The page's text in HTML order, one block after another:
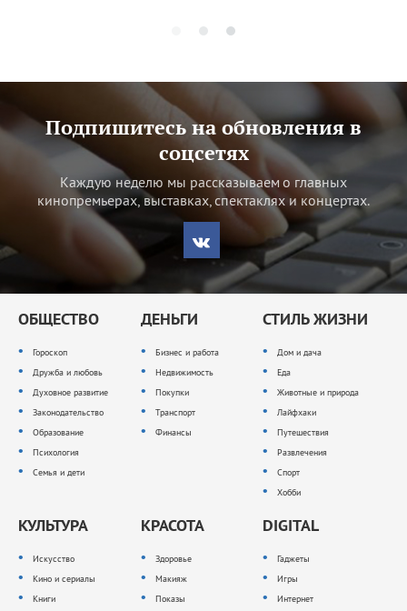
Подпишитесь на обновления в
соцсетях
Каждую неделю мы рассказываем о главных
кинопремьерах, выставках, спектаклях и концертах.
ОБЩЕСТВО
Гороскоп
Дружба и любовь
Духовное развитие
Законодательство
Образование
Психология
Семья и дети
ДЕНЬГИ
Бизнес и работа
Недвижимость
Покупки
Транспорт
Финансы
СТИЛЬ ЖИЗНИ
Дом и дача
Еда
Животные и природа
Лайфхаки
Путешествия
Развлечения
Спорт
Хобби
КУЛЬТУРА
Искусство
Кино и сериалы
Книги
КРАСОТА
Здоровье
Макияж
Показы
DIGITAL
Гаджеты
Игры
Интернет